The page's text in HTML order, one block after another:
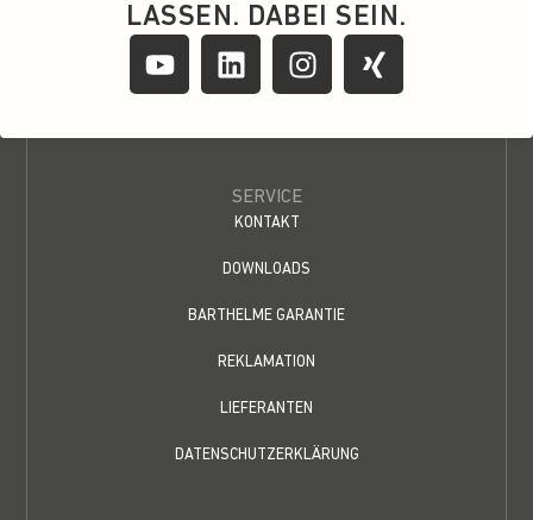
LASSEN. DABEI SEIN.
SERVICE
KONTAKT
DOWNLOADS
BARTHELME GARANTIE
REKLAMATION
LIEFERANTEN
DATENSCHUTZERKLÄRUNG